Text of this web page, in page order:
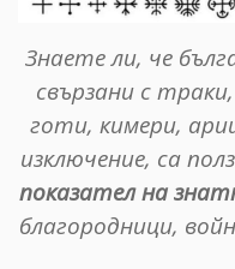
Знаете ли, че
свързани с
готи, кимери,
изключение, са
показател на
благородници,